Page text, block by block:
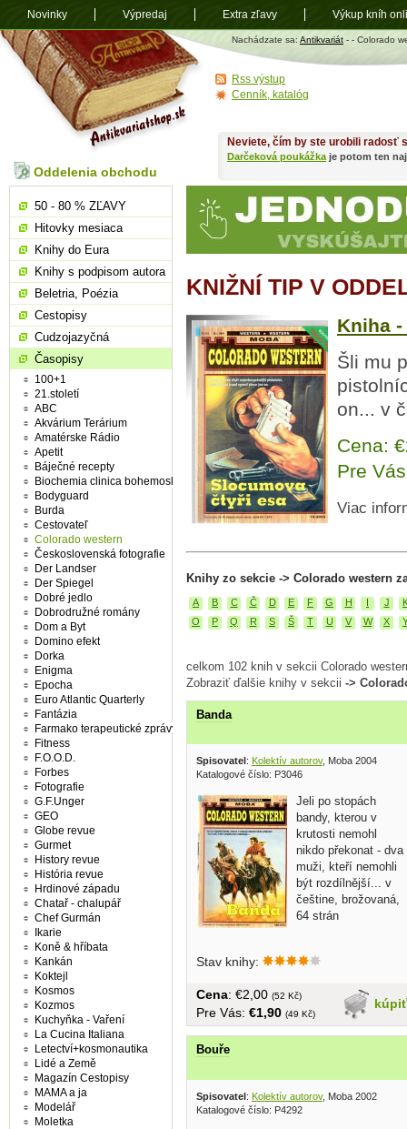
Antikvariát
shop.sk
Nachádzate sa: Antikvariát - - Colorado
KNIŽNÍ TIP V
Kniha
Šli mu
on... v
Cena:
Pre
Viac
Knihy zo sekcie -> Colorado western
A B C Č D E F G H I J
O
P Q R S Š T U V W X
celkom 102 knih v sekcii Colorado
Zobraziť ďalšie knihy v sekcii ->
Banda
Spisovatel : Kolektív autorov, Moba 2004
Katalogové číslo: P3046
Jeli po stopách
bandy, kterou v
krutosti nemohl
nikdo překonat - dva
muži, kteří nemohli
být rozdílnější... v
češtine, brožovaná,
64 strán
Stav knihy:
kúpiť
Cena: €2,00 (52 Kč)
Pre Vás: €1,90 (49 Kč)
Bouře
Spisovatel: Kolektív autorov, Moba 2002
Katalogové číslo: P4292
Neviete, čím by ste urobili radosť
Darčeková poukážka je potom ten
Oddelenia obchodu
50 - 80 % ZĽAVY
Hitovky mesiaca
Knihy do Eura
Knihy s podpisom autora
Beletria, Poézia
Cestopisy
Cudzojazyčná
Časopisy
100+1
21.století
ABC
Akvárium Terárium
Amatérske Rádio
Apetit
Báječné recepty
Biochemia clinica bohemoslovaca
Bodyguard
Burda
Cestovateľ
Colorado western
Československá fotografie
Der Landser
Der Spiegel
Dobré jedlo
Dobrodružné romány
Dom a Byt
Domino efekt
Dorka
Enigma
Epocha
Euro Atlantic Quarterly
Fantázia
Farmako terapeutické zprávy
Fitness
F.O.O.D.
Forbes
Fotografie
G.F.Unger
GEO
Globe revue
Gurmet
History revue
História revue
Hrdinové západu
Chatař - chalupář
Chef Gurmán
Ikarie
Koně & hříbata
Kankán
Koktejl
Kosmos
Kozmos
Kuchyňka - Vaření
La Cucina Italiana
Letectví+kosmonautika
Lidé a Země
Magazín Cestopisy
MAMA a ja
Modelář
Moletka
Rss výstup
Cenník, katalóg
Novinky Výpredaj Extra zľavy Výkup kníh